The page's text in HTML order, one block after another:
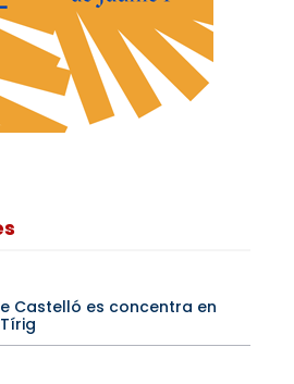
Castelló es concentra en